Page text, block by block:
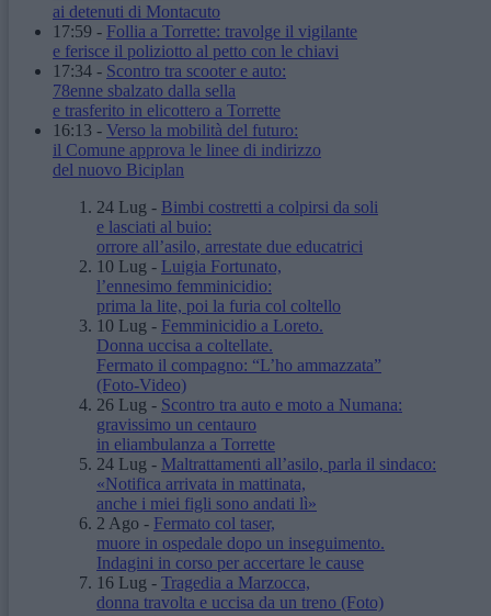
ai detenuti di Montacuto
17:59 - Follia a Torrette: travolge il vigilante
e ferisce il poliziotto al petto con le chiavi
17:34 - Scontro tra scooter e auto:
78enne sbalzato dalla sella
e trasferito in elicottero a Torrette
16:13 - Verso la mobilità del futuro:
il Comune approva le linee di indirizzo
del nuovo Biciplan
24 Lug - Bimbi costretti a colpirsi da soli
e lasciati al buio:
orrore all’asilo, arrestate due educatrici
10 Lug - Luigia Fortunato,
l’ennesimo femminicidio:
prima la lite, poi la furia col coltello
10 Lug - Femminicidio a Loreto.
Donna uccisa a coltellate.
Fermato il compagno: “L’ho ammazzata”
(Foto-Video)
26 Lug - Scontro tra auto e moto a Numana:
gravissimo un centauro
in eliambulanza a Torrette
24 Lug - Maltrattamenti all’asilo, parla il sindaco:
«Notifica arrivata in mattinata,
anche i miei figli sono andati lì»
2 Ago - Fermato col taser,
muore in ospedale dopo un inseguimento.
Indagini in corso per accertare le cause
16 Lug - Tragedia a Marzocca,
donna travolta e uccisa da un treno (Foto)